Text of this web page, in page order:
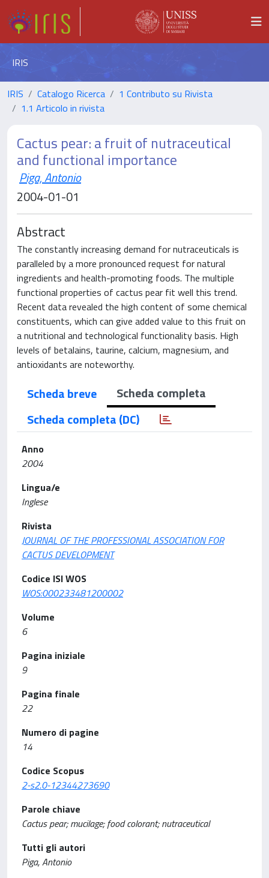
IRIS
IRIS Catalogo Ricerca
1 Contributo su Rivista
1.1 Articolo in rivista
Cactus pear: a fruit of nutraceutical
and functional importance
Piga, Antonio
2004-01-01
Abstract
The constantly increasing demand for nutraceuticals is
paralleled by a more pronounced request for natural
ingredients and health-promoting foods. The multiple
functional properties of cactus pear fit well this trend.
Recent data revealed the high content of some chemical
constituents, which can give added value to this fruit on
a nutritional and technological functionality basis. High
levels of betalains, taurine, calcium, magnesium, and
antioxidants are noteworthy.
Scheda breve
Scheda completa
Scheda completa (DC)
Anno
2004
Lingua/e
Inglese
Rivista
JOURNAL OF THE PROFESSIONAL ASSOCIATION FOR
CACTUS DEVELOPMENT
Codice ISI WOS
WOS:000233481200002
Volume
6
Pagina iniziale
9
Pagina finale
22
Numero di pagine
14
Codice Scopus
2-s2.0-12344273690
Parole chiave
Cactus pear; mucilage; food colorant; nutraceutical
Tutti gli autori
Piga, Antonio